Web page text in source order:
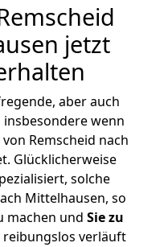
jetzt
aber auch
insbesondere wenn
Remscheid nach
Glücklicherweise
solche
Mittelhausen, so
machen und Sie zu
reibungslos verläuft